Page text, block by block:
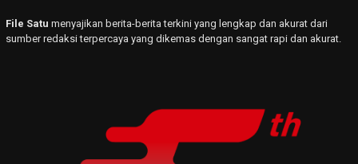
File Satu menyajikan berita-berita terkini yang lengkap dan akurat dari
sumber redaksi terpercaya yang dikemas dengan sangat rapi dan akurat.